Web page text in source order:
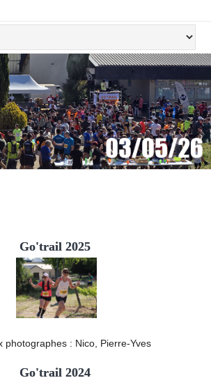
Go'trail 2025
photographes : Nico, Pierre-Yves
Go'trail 2024